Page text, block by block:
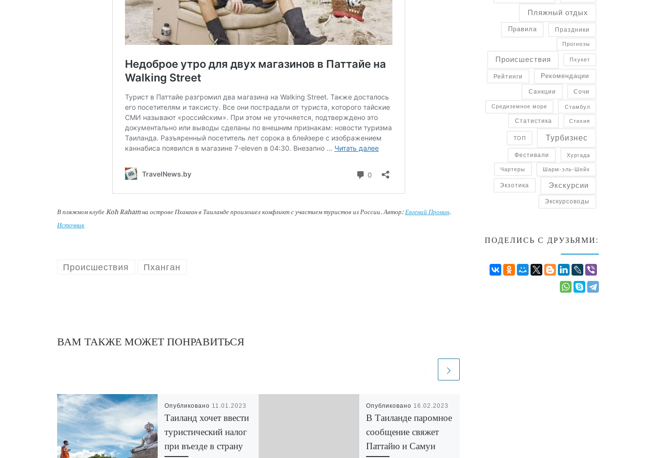
В пляжном клубе Koh Raham на острове Пханган в Таиланде произошел конфликт с участием туристов из России. Автор: Евгений Пронин.
Источник
Происшествия Пханган
ВАМ ТАКЖЕ МОЖЕТ ПОНРАВИТЬСЯ
Опубликовано 11.01.2023
Таиланд хочет ввести
туристический налог
при въезде в страну
Опубликовано 16.02.2023
В Таиланде паромное
сообщение свяжет
Паттайю и Самуи
Пляжный отдых
Правила Праздники
Прогнозы
Происшествия Пхукет
Рейтинги Рекомендации
Санкции Сочи
Средиземное море Стамбул
Статистика Стихия
ТОП Турбизнес
Фестивали Хургада
Чартеры Шарм-эль-Шейх
Экзотика Экскурсии
Экскурсоводы
ПОДЕЛИСЬ С ДРУЗЬЯМИ: